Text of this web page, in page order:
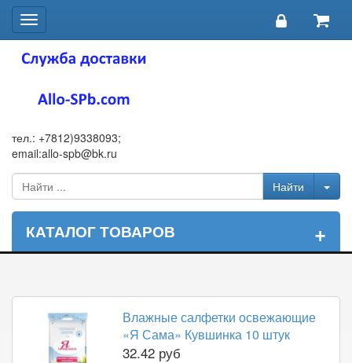
Toggle
navigation
тел.: +7812)9338093;
email:allo-spb@bk.ru
КАТАЛОГ ТОВАРОВ +
Влажные салфетки освежающие
«Я Сама» Кувшинка 10 штук
32.42 руб